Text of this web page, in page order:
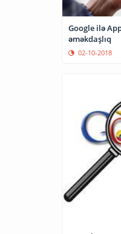
Google ilə
əməkdaşlıq
02-10-2018